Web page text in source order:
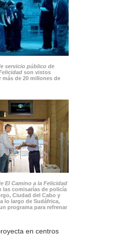
servicio público de
son vistos
más de 20 millones de
El Camino a la Felicidad
las comisarías de policía
Ciudad del Cabo y
lo largo de Sudáfrica,
programa para refrenar
en centros